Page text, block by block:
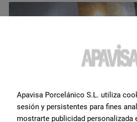
Apavisa Porcelánico S.L. utiliza
sesión y persistentes para fines
mostrarte publicidad personalizada